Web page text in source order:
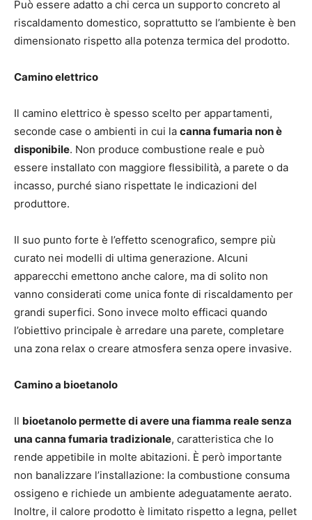
Può essere adatto a chi cerca un supporto concreto al
riscaldamento domestico, soprattutto se l’ambiente è ben
dimensionato rispetto alla potenza termica del prodotto.
Camino elettrico
Il camino elettrico è spesso scelto per appartamenti,
seconde case o ambienti in cui la canna fumaria non è
disponibile. Non produce combustione reale e può
essere installato con maggiore flessibilità, a parete o da
incasso, purché siano rispettate le indicazioni del
produttore.
Il suo punto forte è l’effetto scenografico, sempre più
curato nei modelli di ultima generazione. Alcuni
apparecchi emettono anche calore, ma di solito non
vanno considerati come unica fonte di riscaldamento per
grandi superfici. Sono invece molto efficaci quando
l’obiettivo principale è arredare una parete, completare
una zona relax o creare atmosfera senza opere invasive.
Camino a bioetanolo
Il bioetanolo permette di avere una fiamma reale senza
una canna fumaria tradizionale, caratteristica che lo
rende appetibile in molte abitazioni. È però importante
non banalizzare l’installazione: la combustione consuma
ossigeno e richiede un ambiente adeguatamente aerato.
Inoltre, il calore prodotto è limitato rispetto a legna, pellet